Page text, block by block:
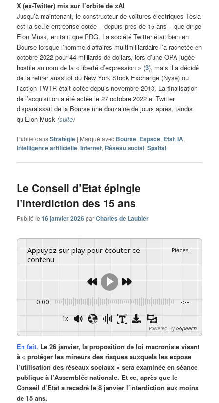
X (ex-Twitter) mis sur l’orbite de xAI
Jusqu’à maintenant, le constructeur de voitures électriques Tesla
est la seule entreprise cotée – depuis près de 15 ans – que dirige
Elon Musk, en tant que PDG. La société Twitter était bien en
Bourse lorsque l’homme d’affaires multimilliardaire l’a rachetée en
octobre 2022 pour 44 milliards de dollars, lors d’une OPA jugée
hostile au nom de la « liberté d’expression » (3), mais il a décidé
de la retirer aussitôt du New York Stock Exchange (Nyse) où
l’action TWTR était cotée depuis novembre 2013. La finalisation
de l’acquisition a été actée le 27 octobre 2022 et Twitter
disparaissait de la Bourse une douzaine de jours après, tandis
qu’Elon Musk(suite)
Publié dansStratégie | Marqué avec Bourse, Espace, Etat,IA,
Intelligence artificielle,Internet, Réseau social,Spatial
Le Conseil d’Etat épingle
l’interdiction des 15 ans
Publié le16 janvier 2026parCharles de Laubier
Appuyez sur play pour écouter ce
contenu
Pièces:-
0:00 -:--
1x
Powered By GSpeech
En fait. Le 26 janvier, la proposition de loi macroniste visant
à « protéger les mineurs des risques auxquels les expose
l’utilisation des réseaux sociaux » sera examinée en séance
publique à l’Assemblée nationale. Et ce, après que le
Conseil d’Etat a recadré le 8 janvier l’interdiction aux moins
de 15 ans.